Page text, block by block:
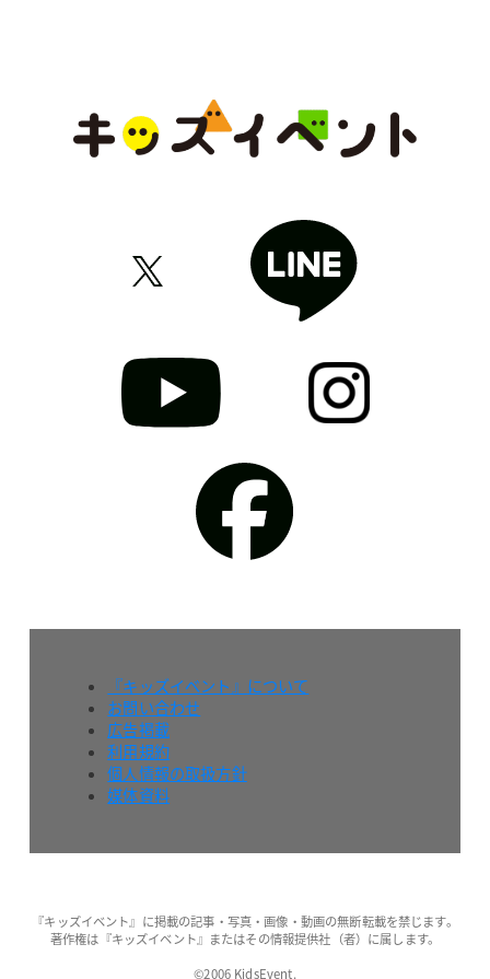
『キッズイベント』について
お問い合わせ
広告掲載
利用規約
個人情報の取扱方針
媒体資料
『キッズイベント』に掲載の記事・写真・画像・動画の無断転載を禁じます。
著作権は『キッズイベント』またはその情報提供社（者）に属します。
©2006 KidsEvent.